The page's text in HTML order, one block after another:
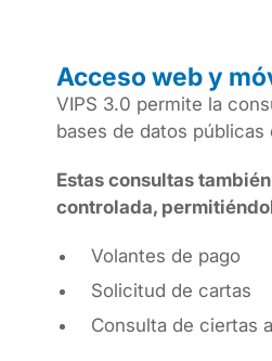
Acceso web y
VIPS 3.0 permite la
bases de datos
Estas consultas
controlada,
Volantes de pago
Solicitud de cartas
Consulta de ciertas